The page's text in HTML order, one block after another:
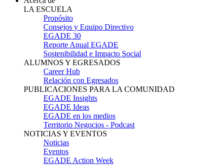
LA ESCUELA
Propósito
Consejos y Equipo Directivo
EGADE 30
Reporte Anual EGADE
Sostenibilidad e Impacto Social
ALUMNOS Y EGRESADOS
Career Hub
Relación con Egresados
PUBLICACIONES PARA LA COMUNIDAD
EGADE Insights
EGADE Ideas
EGADE en los medios
Territorio Negocios - Podcast
NOTICIAS Y EVENTOS
Noticias
Eventos
EGADE Action Week